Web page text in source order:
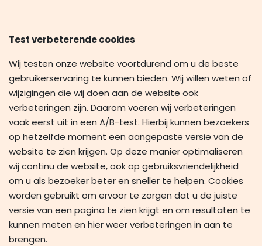
Test verbeterende cookies
Wij testen onze website voortdurend om u de beste
gebruikerservaring te kunnen bieden. Wij willen weten of
wijzigingen die wij doen aan de website ook
verbeteringen zijn. Daarom voeren wij verbeteringen
vaak eerst uit in een A/B-test. Hierbij kunnen bezoekers
op hetzelfde moment een aangepaste versie van de
website te zien krijgen. Op deze manier optimaliseren
wij continu de website, ook op gebruiksvriendelijkheid
om u als bezoeker beter en sneller te helpen. Cookies
worden gebruikt om ervoor te zorgen dat u de juiste
versie van een pagina te zien krijgt en om resultaten te
kunnen meten en hier weer verbeteringen in aan te
brengen.